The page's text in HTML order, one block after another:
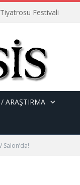
Festivali
/ ARAŞTIRMA
Salon’da!